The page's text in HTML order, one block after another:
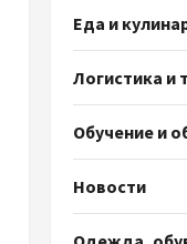
Еда и
Логистика и
Обучение и
Новости